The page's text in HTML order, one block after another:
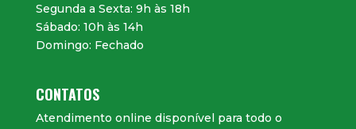
Segunda a Sexta: 9h às 18h
Sábado: 10h às 14h
Domingo: Fechado
CONTATOS
Atendimento online disponível para todo o